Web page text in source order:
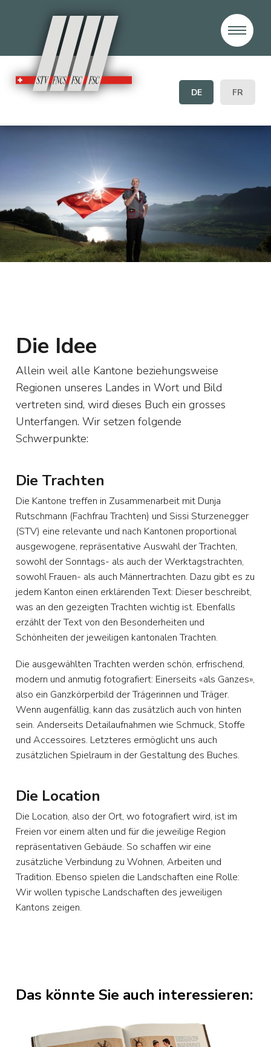
DE FR
Die Idee
Allein weil alle Kantone beziehungsweise
Regionen unseres Landes in Wort und Bild
vertreten sind, wird dieses Buch ein grosses
Unterfangen. Wir setzen folgende
Schwerpunkte:
Die Trachten
Die Kantone treffen in Zusammenarbeit mit Dunja
Rutschmann (Fachfrau Trachten) und Sissi Sturzenegger
(STV) eine relevante und nach Kantonen proportional
ausgewogene, repräsentative Auswahl der Trachten,
sowohl der Sonntags- als auch der Werktagstrachten,
sowohl Frauen- als auch Männertrachten. Dazu gibt es zu
jedem Kanton einen erklärenden Text: Dieser beschreibt,
was an den gezeigten Trachten wichtig ist. Ebenfalls
erzählt der Text von den Besonderheiten und
Schönheiten der jeweiligen kantonalen Trachten.
Die ausgewählten Trachten werden schön, erfrischend,
modern und anmutig fotografiert: Einerseits «als Ganzes»,
also ein Ganzkörperbild der Trägerinnen und Träger.
Wenn augenfällig, kann das zusätzlich auch von hinten
sein. Anderseits Detailaufnahmen wie Schmuck, Stoffe
und Accessoires. Letzteres ermöglicht uns auch
zusätzlichen Spielraum in der Gestaltung des Buches.
Die Location
Die Location, also der Ort, wo fotografiert wird, ist im
Freien vor einem alten und für die jeweilige Region
repräsentativen Gebäude. So schaffen wir eine
zusätzliche Verbindung zu Wohnen, Arbeiten und
Tradition. Ebenso spielen die Landschaften eine Rolle:
Wir wollen typische Landschaften des jeweiligen
Kantons zeigen.
Das könnte Sie auch interessieren: